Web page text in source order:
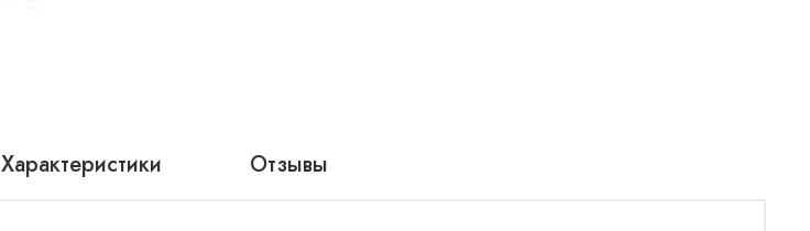
Характеристики Отзывы